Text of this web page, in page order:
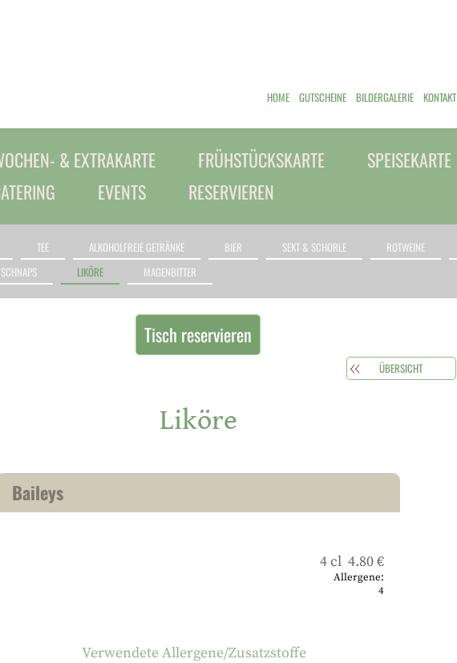
& EXTRAKARTE FRÜHSTÜCKSKARTE SPEISEKARTE
EVENTS RESERVIEREN
HOME GUTSCHEINE BILDERGALERIE KONTAKT
TEE ALKOHOLFREIE GETRÄNKE BIER SEKT & SCHORLE ROTWEINE
SCHNAPS LIKÖRE MAGENBITTER
Tisch reservieren
ÜBERSICHT
Liköre
Baileys
4 cl 4.80 €
Allergene:
4
Verwendete Allergene/Zusatzstoffe